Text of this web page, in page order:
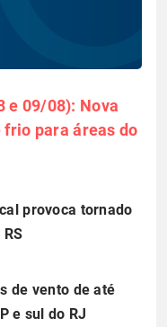
e 09/08): Nova
para áreas do
provoca tornado
de vento de até
e sul do RJ